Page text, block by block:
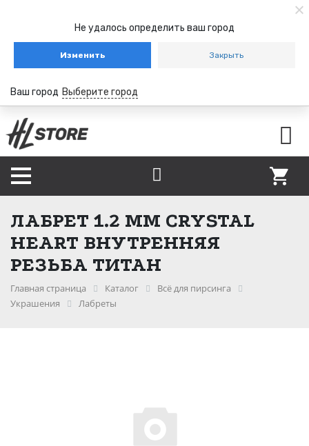
Не удалось определить ваш город
Изменить Закрыть
Ваш город Выберите город
ЛАБРЕТ 1.2 ММ CRYSTAL
HEART ВНУТРЕННЯЯ
РЕЗЬБА ТИТАН
Главная страница Каталог
Всё для пирсинга
Украшения
Лабреты